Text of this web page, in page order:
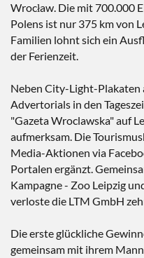
Wrocław. Die mit 700.000
Polens ist nur 375 km von
Familien lohnt sich ein
der Ferienzeit.
Neben City-Light-Plakaten
Advertorials in den
"Gazeta Wroclawska" auf
aufmerksam. Die
Media-Aktionen via
Portalen ergänzt.
Kampagne - Zoo Leipzig
verloste die LTM GmbH
Die erste glückliche
gemeinsam mit ihrem